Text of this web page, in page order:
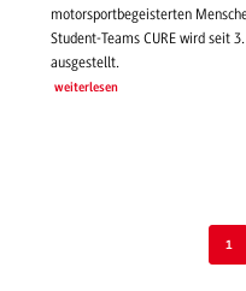
motorsportbegeisterten
Student-Teams CURE wird seit
ausgestellt.
weiterlesen
1